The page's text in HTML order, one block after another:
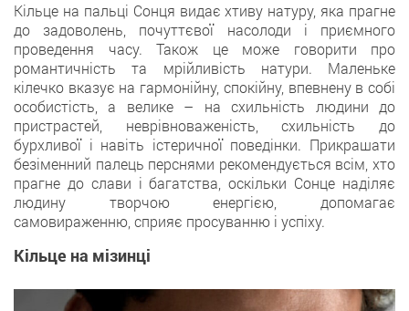
Кільце на пальці Сонця видає хтиву натуру, яка прагне
до задоволень, почуттєвої насолоди і приємного
проведення часу. Також це може говорити про
романтичність та мрійливість ​​натури. Маленьке
кілечко вказує на гармонійну, спокійну, впевнену в собі
особистість, а велике – на схильність людини до
пристрастей, неврівноваженість, схильність до
бурхливої і навіть істеричної поведінки. Прикрашати
безіменний палець перснями рекомендується всім, хто
прагне до слави і багатства, оскільки Сонце наділяє
людину творчою енергією, допомагає
самовираженню, сприяє просуванню і успіху.
Кільце на мізинці